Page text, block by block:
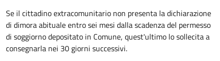
Se il cittadino extracomunitario non presenta la dichiarazione
di dimora abituale entro sei mesi dalla scadenza del permesso
di soggiorno depositato in Comune, quest'ultimo lo sollecita a
consegnarla nei 30 giorni successivi.